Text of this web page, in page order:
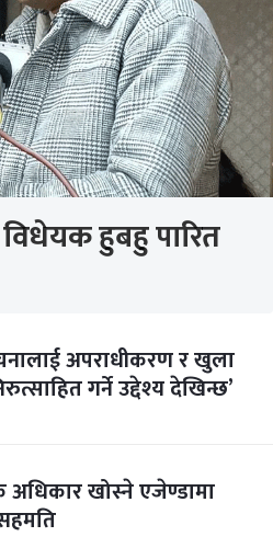
हुबहु पारित
अपराधीकरण र खुला
गर्ने उद्देश्य देखिन्छ’
अधिकार खोस्ने एजेण्डामा
सहमति